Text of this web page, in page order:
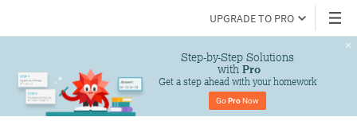
UPGRADE TO PRO
Step-by-Step Solutions
with Pro
Get a step ahead with your homework
Go Pro Now